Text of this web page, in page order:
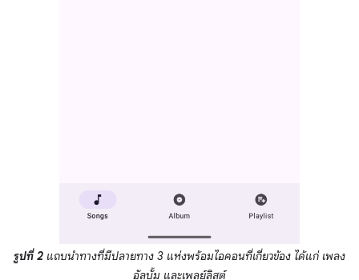
รูปที่ 2 แถบนำทางที่มีปลายทาง 3 แห่งพร้อมไอคอนที่เกี่ยวข้อง ได้แก่ เพลง
อัลบั้ม และเพลย์ลิสต์